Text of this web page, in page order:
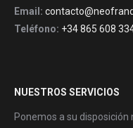
Email:
Teléfono: +34 865 608
NUESTROS SERVICIOS
Ponemos a su